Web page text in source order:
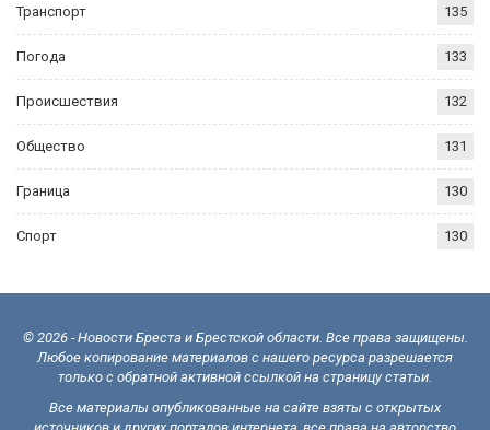
Транспорт 135
Погода 133
Происшествия 132
Общество 131
Граница 130
Спорт 130
© 2026 - Новости Бреста и Брестской области. Все права защищены.
Любое копирование материалов с нашего ресурса разрешается
только с обратной активной ссылкой на страницу статьи.
Все материалы опубликованные на сайте взяты с открытых